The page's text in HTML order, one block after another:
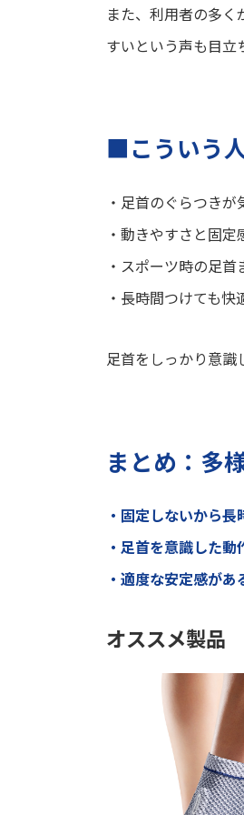
また、利用者の多
すいという声も目立
■こういう
・足首のぐらつきが
・動きやすさと固定
・スポーツ時の足首
・長時間つけても快
足首をしっかり意識
まとめ：多
・固定しないから長
・足首を意識した動
・適度な安定感があ
オススメ製品